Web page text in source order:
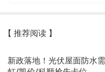
【 推荐阅读 】
新政落地！光伏屋面防水